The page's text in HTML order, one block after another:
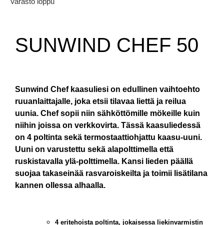
SUNWIND CHEF 50
Sunwind Chef kaasuliesi on edullinen vaihtoehto
ruuanlaittajalle, joka etsii tilavaa liettä ja reilua
uunia. Chef sopii niin sähköttömille mökeille kuin
niihin joissa on verkkovirta. Tässä kaasuliedessä
on 4 poltinta sekä termostaattiohjattu kaasu-uuni.
Uuni on varustettu sekä alapolttimella että
ruskistavalla ylä-polttimella. Kansi lieden päällä
suojaa takaseinää rasvaroiskeilta ja toimii lisätilana
kannen ollessa alhaalla.
4 eritehoista poltinta, jokaisessa liekinvarmistin